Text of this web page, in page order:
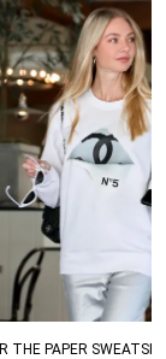
１番近い色にな
のになります。
。
以上であれば送
同梱は出来かね
で、他のお客様
た場合、ご注文頂
品分の商品をキ
ます。
THE PAPER